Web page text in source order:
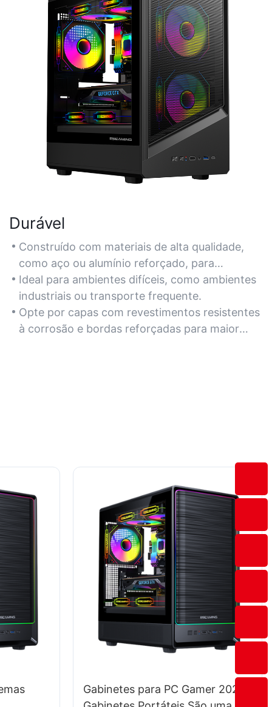
Durável
Construído com materiais de alta qualidade,
como aço ou alumínio reforçado, para
durabilidade a longo prazo.
Ideal para ambientes difíceis, como ambientes
industriais ou transporte frequente.
Opte por capas com revestimentos resistentes
à corrosão e bordas reforçadas para maior
Gabinetes para PC Gamer 2025: